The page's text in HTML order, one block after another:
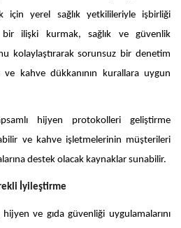
için yerel sağlık yetkilileriyle işbirliği
bir ilişki kurmak, sağlık ve güvenlik
kolaylaştırarak sorunsuz bir denetim
kahve dükkanının kurallara uygun
hijyen protokolleri geliştirme
ve kahve işletmelerinin müşterileri
destek olacak kaynaklar sunabilir.
İyileştirme
ve gıda güvenliği uygulamalarını